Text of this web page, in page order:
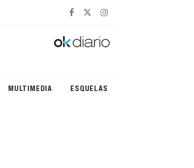
MULTIMEDIA ESQUELAS